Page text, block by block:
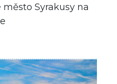
Syrakusy na